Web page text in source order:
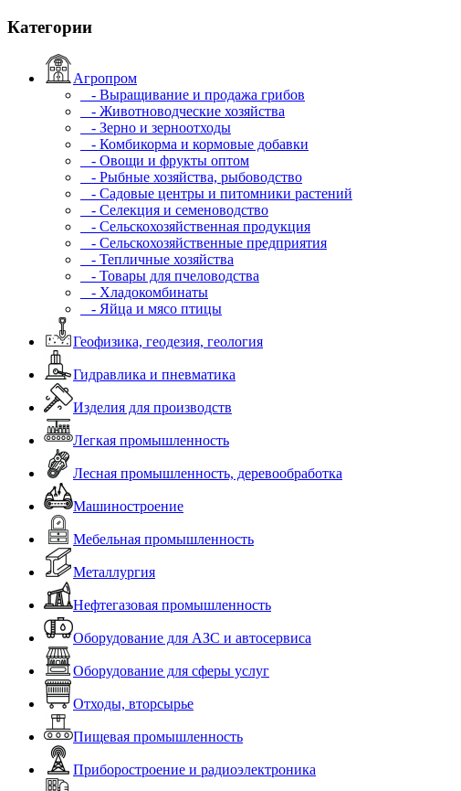
Категории
Агропром
- Выращивание и продажа грибов
- Животноводческие хозяйства
- Зерно и зерноотходы
- Комбикорма и кормовые добавки
- Овощи и фрукты оптом
- Рыбные хозяйства, рыбоводство
- Садовые центры и питомники растений
- Селекция и семеноводство
- Сельскохозяйственная продукция
- Сельскохозяйственные предприятия
- Тепличные хозяйства
- Товары для пчеловодства
- Хладокомбинаты
- Яйца и мясо птицы
Геофизика, геодезия, геология
Гидравлика и пневматика
Изделия для производств
Легкая промышленность
Лесная промышленность, деревообработка
Машиностроение
Мебельная промышленность
Металлургия
Нефтегазовая промышленность
Оборудование для АЗС и автосервиса
Оборудование для сферы услуг
Отходы, вторсырье
Пищевая промышленность
Приборостроение и радиоэлектроника